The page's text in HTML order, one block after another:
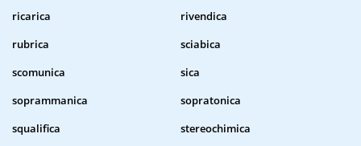
ricarica
rivendica
rubrica
sciabica
scomunica
sica
soprammanica
sopratonica
squalifica
stereochimica